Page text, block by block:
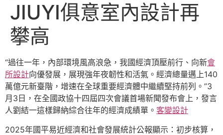
JIUYI俱意室內設計再
攀高
“過往一年，內部環境風高浪急，我國經濟頂壓前行、向新會
所設計向優發展，展現強年夜韌性和活氣。經濟總量邁上140
萬億元新臺階，增速在全球重要經濟體中繼續堅持前列。”3
月3日，在全國政協十四屆四次會議首場新聞發布會上，發言
人劉結一這樣歸納綜合往年的經濟成績單。 客變設計
2025年國平易近經濟和社會發展統計公報顯示：初步核算，